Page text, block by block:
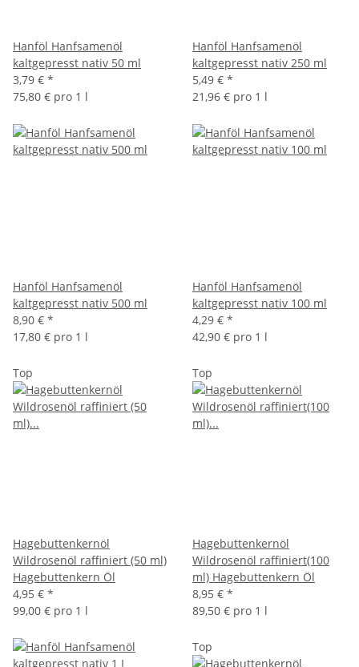
Hanföl Hanfsamenöl
kaltgepresst nativ 50 ml
3,79 € *
75,80 € pro 1 l
Hanföl Hanfsamenöl
kaltgepresst nativ 250 ml
5,49 € *
21,96 € pro 1 l
Hanföl Hanfsamenöl
kaltgepresst nativ 500 ml
8,90 € *
17,80 € pro 1 l
Hanföl Hanfsamenöl
kaltgepresst nativ 100 ml
4,29 € *
42,90 € pro 1 l
Top
Hagebuttenkernöl
Wildrosenöl raffiniert (50 ml)
Hagebuttenkern Öl
4,95 € *
99,00 € pro 1 l
Top
Hagebuttenkernöl
Wildrosenöl raffiniert(100
ml) Hagebuttenkern Öl
8,95 € *
89,50 € pro 1 l
Top